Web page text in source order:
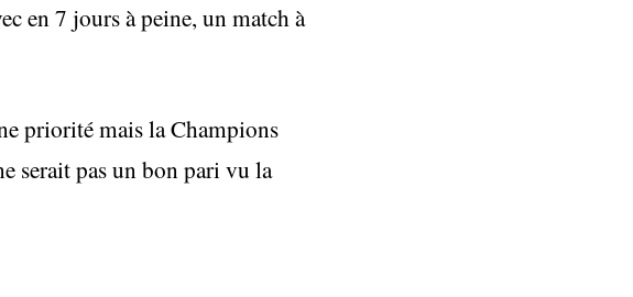
en 7 jours à peine, un match à
priorité mais la Champions
serait pas un bon pari vu la